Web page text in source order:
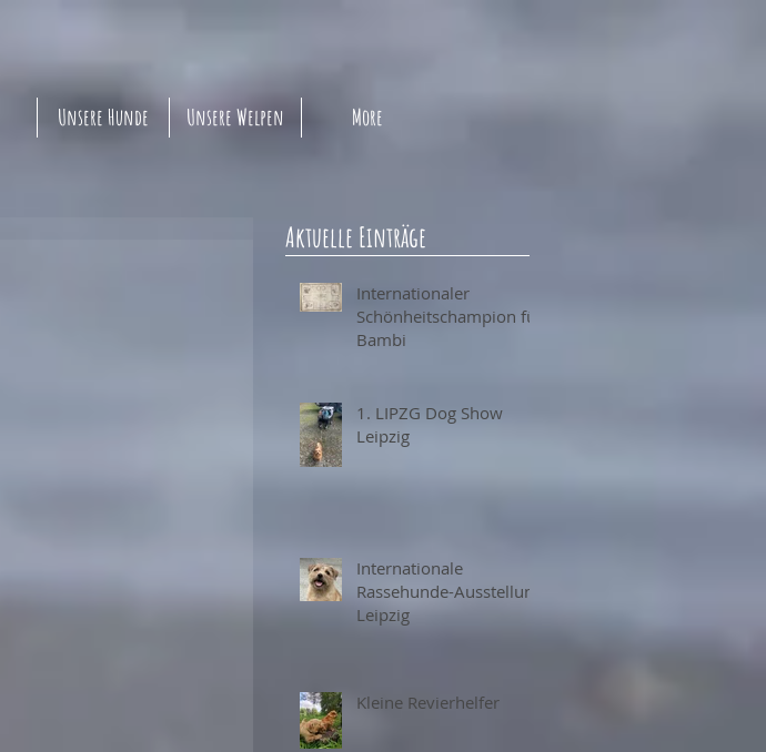
Unsere Hunde Unsere Welpen More
Aktuelle Einträge
Internationaler
Schönheitschampion für
Bambi
1. LIPZG Dog Show
Leipzig
Internationale
Rassehunde-Ausstellung
Leipzig
Kleine Revierhelfer